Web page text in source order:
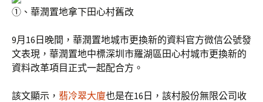
①、華潤置地拿下田心村舊改
9月16日晚間，華潤置地城市更換新的資料官方微信公號發
文表現，華潤置地中標深圳市羅湖區田心村城市更換新的
資料改革項目正式一起配合方。
該文顯示， 翡冷翠大廈也是在16日，該村股份無限公司收